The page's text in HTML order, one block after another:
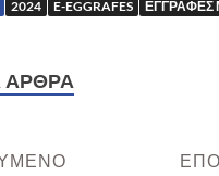
2024 E-EGGRAFES
ΆΡΘΡΑ